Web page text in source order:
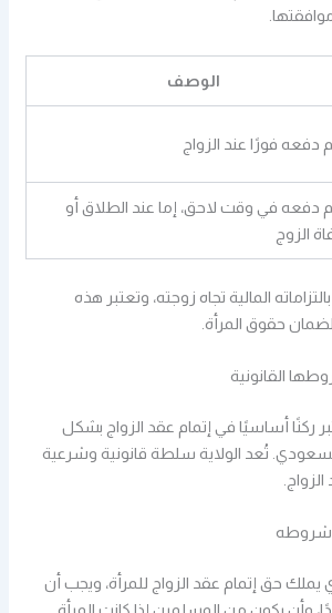
الوصف
دفعه فورًا عند الزواج
دفعه في وقت لاحق، إما عند الطلاق أو
الزوج
المالية تجاه زوجته، وتعتبر هذه
حقوق المرأة.
القانونية
ركنًا أساسيًا في إتمام عقد الزواج بشكل
تُعد الولاية سلطة قانونية وشرعية
شروطه
حق إتمام عقد الزواج للمرأة، ويجب أن